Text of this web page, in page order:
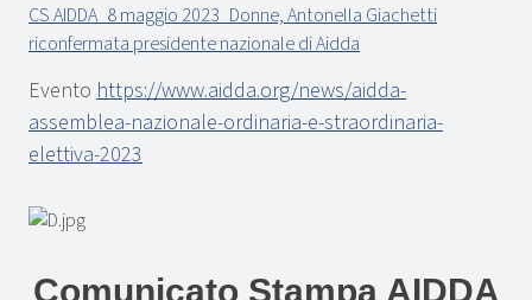
CS AIDDA_8 maggio 2023_Donne, Antonella Giachetti
riconfermata presidente nazionale di Aidda
Evento https://www.aidda.org/news/aidda-
assemblea-nazionale-ordinaria-e-straordinaria-
elettiva-2023
Comunicato Stampa AIDDA